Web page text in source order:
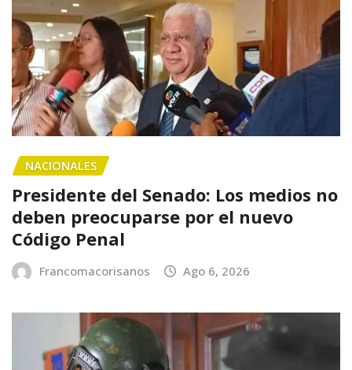
NACIONALES
Presidente del Senado: Los medios no
deben preocuparse por el nuevo
Código Penal
Francomacorisanos Ago 6, 2026